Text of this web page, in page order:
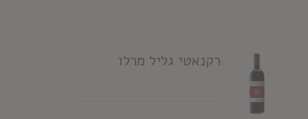
רקנאטי גליל מרלו